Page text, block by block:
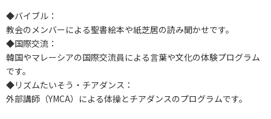
◆バイブル：
教会のメンバーによる聖書絵本や紙芝居の読み聞かせです。
◆国際交流：
韓国やマレーシアの国際交流員による言葉や文化の体験プログラム
です。
◆リズムたいそう・チアダンス：
外部講師（YMCA）による体操とチアダンスのプログラムです。